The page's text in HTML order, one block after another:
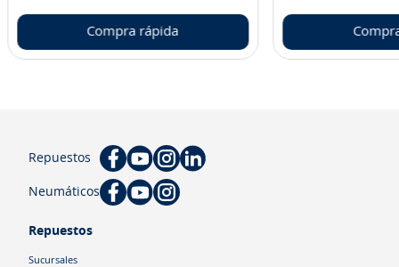
Compra rápida
Repuestos
Neumáticos
Repuestos
Sucursales